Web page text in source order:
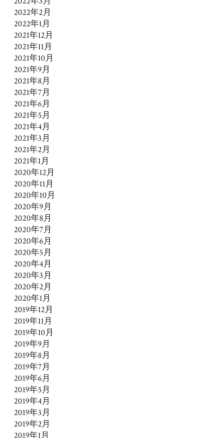
2022年2月
2022年1月
2021年12月
2021年11月
2021年10月
2021年9月
2021年8月
2021年7月
2021年6月
2021年5月
2021年4月
2021年3月
2021年2月
2021年1月
2020年12月
2020年11月
2020年10月
2020年9月
2020年8月
2020年7月
2020年6月
2020年5月
2020年4月
2020年3月
2020年2月
2020年1月
2019年12月
2019年11月
2019年10月
2019年9月
2019年8月
2019年7月
2019年6月
2019年5月
2019年4月
2019年3月
2019年2月
2019年1月